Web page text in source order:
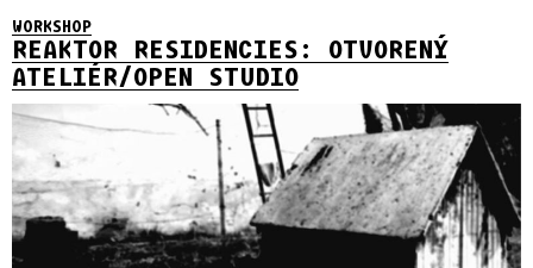
WORKSHOP
REAKTOR RESIDENCIES: OTVORENÝ
ATELIÉR/OPEN STUDIO